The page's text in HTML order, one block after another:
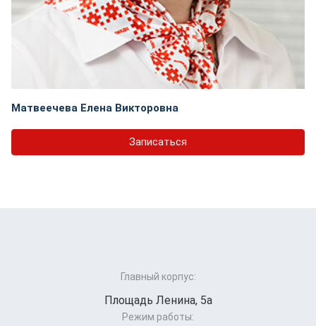
Матвеечева Елена Викторовна
Записаться
Главный корпус:
Площадь Ленина, 5а
Режим работы: